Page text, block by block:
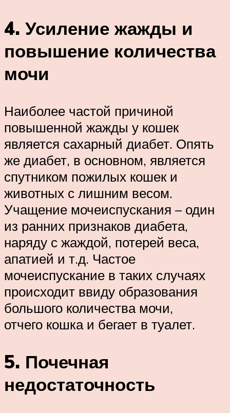
4. Усиление жажды и
повышение количества
мочи
Наиболее частой причиной
повышенной жажды у кошек
является сахарный диабет. Опять
же диабет, в основном, является
спутником пожилых кошек и
животных с лишним весом.
Учащение мочеиспускания – один
из ранних признаков диабета,
наряду с жаждой, потерей веса,
апатией и т.д. Частое
мочеиспускание в таких случаях
происходит ввиду образования
большого количества мочи,
отчего кошка и бегает в туалет.
5. Почечная
недостаточность